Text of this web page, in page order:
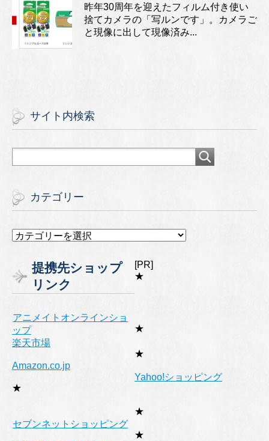
昨年30周年を迎えたフィルム付き使い
捨てカメラの「写ルンです」。カメラご
と現像に出して現像済み...
サイト内検索
カテゴリー
カ
リ
ー
提携先ショップ
リンク
[PR]
★
アニメイトオンラインショ
ップ
★
楽天市場
★
Amazon.co.jp
★
Yahoo!ショッピング
★
セブンネットショッピング
★